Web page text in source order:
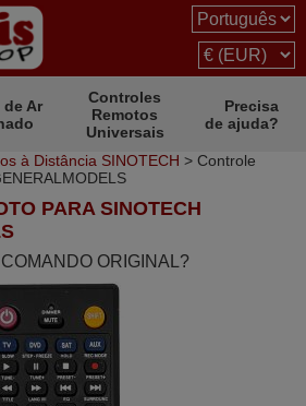
Ar
Controles
Remotos
Universais
Precisa
de ajuda?
à Distância SINOTECH > Controle
PARA SINOTECH
ORIGINAL?